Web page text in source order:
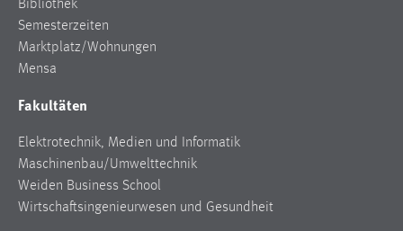
Bibliothek
Semesterzeiten
Marktplatz/Wohnungen
Mensa
Fakultäten
Elektrotechnik, Medien und Informatik
Maschinenbau/Umwelttechnik
Weiden Business School
Wirtschaftsingenieurwesen und Gesundheit